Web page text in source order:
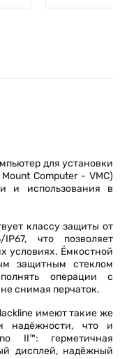
для установки
Computer - VMC)
и использования в
классу защиты от
что позволяет
условиях. Ёмкостной
защитным стеклом
операции с
снимая перчаток.
имеют такие же
надёжности, что и
II™: герметичная
дисплей, надёжный